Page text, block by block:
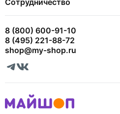
Сотрудничество
8 (800) 600-91-10
8 (495) 221-88-72
shop@my-shop.ru